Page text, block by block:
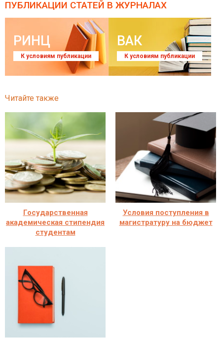
ПУБЛИКАЦИИ СТАТЕЙ В ЖУРНАЛАХ
РИНЦ
К условиям публикации
ВАК
К условиям публикации
Читайте также
Государственная
академическая стипендия
студентам
Условия поступления в
магистратуру на бюджет